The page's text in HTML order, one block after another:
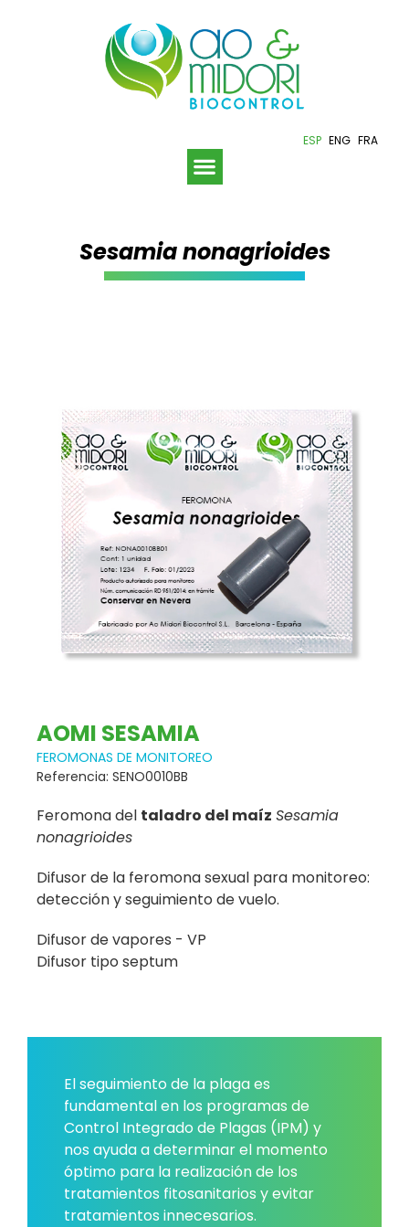
ESP ENG FRA
Sesamia nonagrioides
AOMI SESAMIA
FEROMONAS DE MONITOREO
Referencia: SENO0010BB
Feromona del taladro del maíz Sesamia
nonagrioides
Difusor de la feromona sexual para monitoreo:
detección y seguimiento de vuelo.
Difusor de vapores - VP
Difusor tipo septum
El seguimiento de la plaga es
fundamental en los programas de
Control Integrado de Plagas (IPM) y
nos ayuda a determinar el momento
óptimo para la realización de los
tratamientos fitosanitarios y evitar
tratamientos innecesarios.